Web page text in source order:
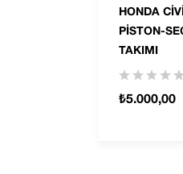
HONDA
PISTON-
TAKIMI
₺5.000,00